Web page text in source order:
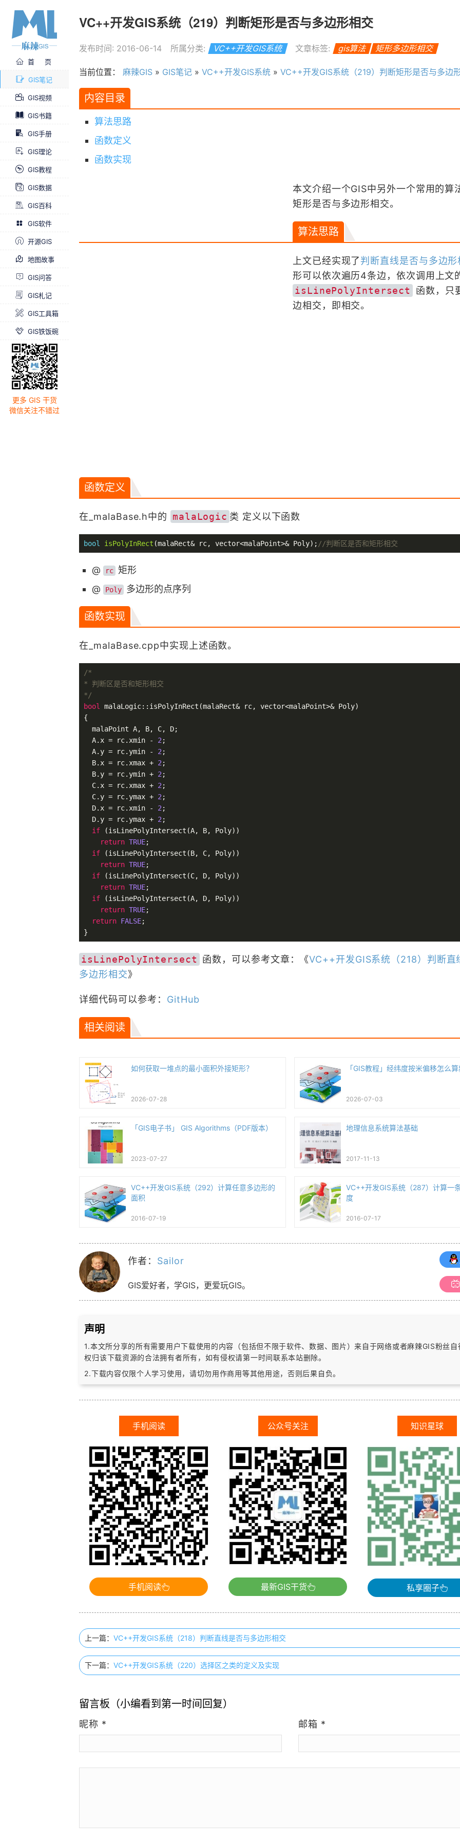
首 页
GIS笔记
GIS视频
GIS书籍
GIS手册
GIS理论
GIS教程
GIS数据
GIS百科
GIS软件
开源GIS
地图故事
GIS问答
GIS札记
GIS工具箱
GIS铁饭碗
更多 GIS 干货
微信关注不错过
VC++开发GIS系统（219）判断矩形是否与多边形相交
发布时间: 2016-06-14 所属分类: VC++开发GIS系统 文章标签: gis算法 矩形多边形相交
当前位置： 麻辣GIS » GIS笔记 »VC++开发GIS系统 »VC++开发GIS系统（219）判断矩形是否与多边
内容目录
算法思路
函数定义
函数实现
本文介绍一个GIS中另外一个常用的算
矩形是否与多边形相交。
算法思路
上文已经实现了判断直线是否与多边形
形可以依次遍历4条边，依次调用上文
isLinePolyIntersect
函数，只
边相交，即相交。
函数定义
在_malaBase.h中的 malaLogic 类 定义以下函数
bool isPolyInRect (malaRect& rc, vector<malaPoint>& Poly) ; //判断区是否和矩形相交
@ rc
矩形
@ Poly 多边形的点序列
函数实现
在_malaBase.cpp中实现上述函数。
/*
* 判断区是否和矩形相交
*/
bool
malaLogic::isPolyInRect(malaRect& rc, vector<malaPoint>& Poly)
{
  malaPoint A, B, C, D;
  A
.x = rc.xmin - 2 ;
  A
.y = rc.ymin - 2 ;
  B
.x = rc.xmax + 2 ;
  B
.y = rc.ymin + 2 ;
  C
.x = rc.xmax + 2 ;
  C
.y = rc.ymax + 2 ;
  D
.x = rc.xmin - 2 ;
  D
.y = rc.ymax + 2 ;
if (isLinePolyIntersect(A, B, Poly))
return TRUE;
if (isLinePolyIntersect(B, C, Poly))
return TRUE;
if (isLinePolyIntersect(C, D, Poly))
return TRUE;
if (isLinePolyIntersect(A, D, Poly))
return TRUE;
return FALSE;
isLinePolyIntersect 函数，可以参考文章：《VC++开发GIS系统（218）判断直
多边形相交》
详细代码可以参考： GitHub
相关阅读
如何获取一堆点的最小面积外接矩形？
2026-07-28
「GIS教程」经纬度按米偏移怎么算
2026-07-03
「GIS电子书」 GIS Algorithms（PDF版本）
2023-07-27
地理信息系统算法基础
2017-11-13
VC++开发GIS系统（292）计算任意多边形的
面积
2016-07-19
VC++开发GIS系统（287）计算一
度
2016-07-17
作者： Sailor
GIS爱好者，学GIS，更爱玩GIS。
声明
1.本文所分享的所有需要用户下载使用的内容（包括但不限于软件、数据、图片）来自于网络或者麻辣GIS粉丝自
权归该下载资源的合法拥有者所有， 如有侵权请第一时间联系本站删除。
2.下载内容仅限个人学习使用，请切勿用作商用等其他用途，否则后果自负。
手机阅读 公众号关注 知识星球
手机阅读 最新GIS干货 私享圈子
上一篇：VC++开发GIS系统（218）判断直线是否与多边形相交
下一篇：VC++开发GIS系统（220）选择区之类的定义及实现
留言板（小编看到第一时间回复）
昵称 * 邮箱 *